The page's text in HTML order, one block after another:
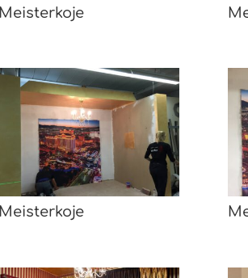
Meisterkoje
Meisterkoje